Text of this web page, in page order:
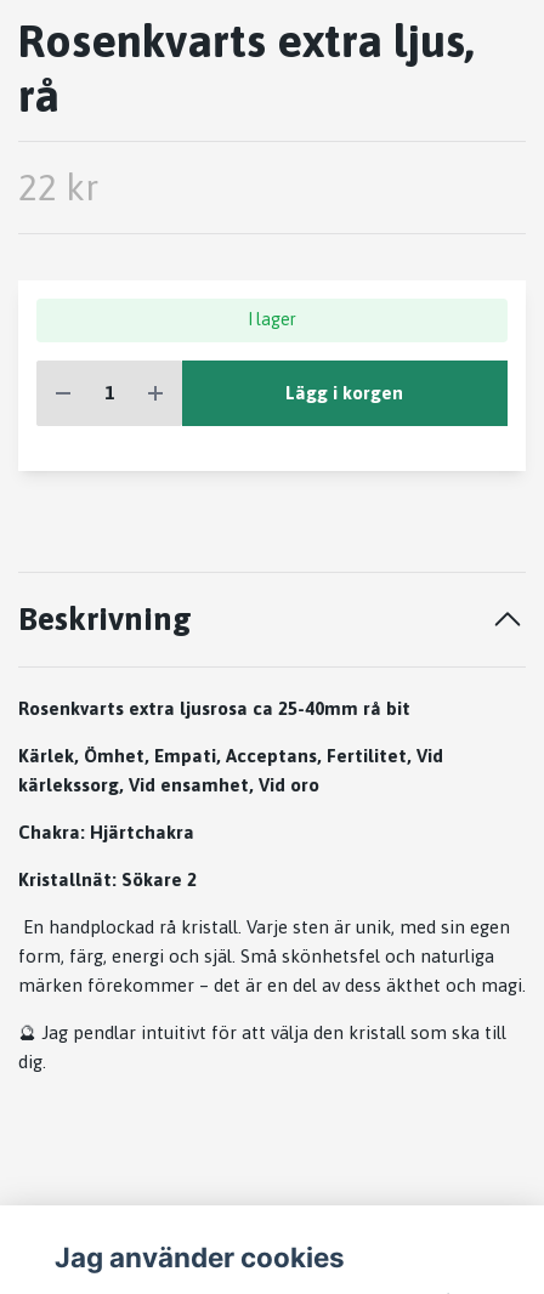
Rosenkvarts extra ljus,
rå
22 kr
I lager
Lägg i korgen
Beskrivning
Rosenkvarts extra ljusrosa ca 25-40mm rå bit
Kärlek, Ömhet, Empati, Acceptans, Fertilitet, Vid
kärlekssorg, Vid ensamhet, Vid oro
Chakra: Hjärtchakra
Kristallnät: Sökare 2
En handplockad rå kristall. Varje sten är unik, med sin egen
form, färg, energi och själ. Små skönhetsfel och naturliga
märken förekommer – det är en del av dess äkthet och magi.
🔮 Jag pendlar intuitivt för att välja den kristall som ska till
dig.
Läs mer
Jag använder cookies